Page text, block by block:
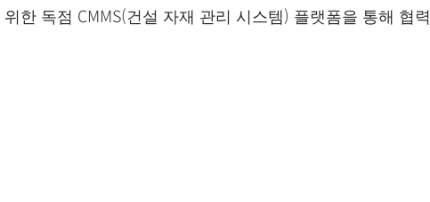
한 독점 CMMS(건설 자재 관리 시스템) 플랫폼을 통해 협력